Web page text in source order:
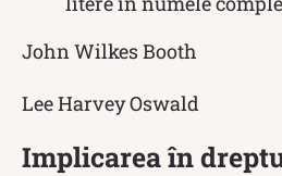
John Wilkes Booth
Lee Harvey Oswald
Implicarea în